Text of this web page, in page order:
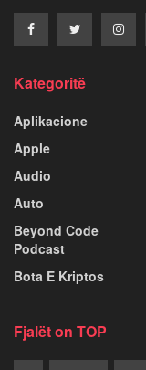
Kategoritë
Aplikacione
Apple
Audio
Auto
Beyond Code
Podcast
Bota E Kriptos
Fjalët on TOP